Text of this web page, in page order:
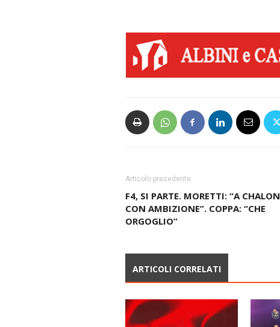
Articolo precedente
F4, SI PARTE. MORETTI: “A CHALON
CON AMBIZIONE”. COPPA: “CHE
ORGOGLIO”
ARTICOLI CORRELATI